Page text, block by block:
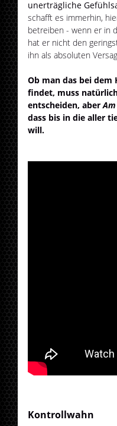
unerträgliche
schafft es immerhin,
betreiben - wenn er in
hat er nicht den
ihn als absoluten
Ob man das bei
findet, muss
entscheiden, aber
dass bis in die aller
will.
Kontrollwahn